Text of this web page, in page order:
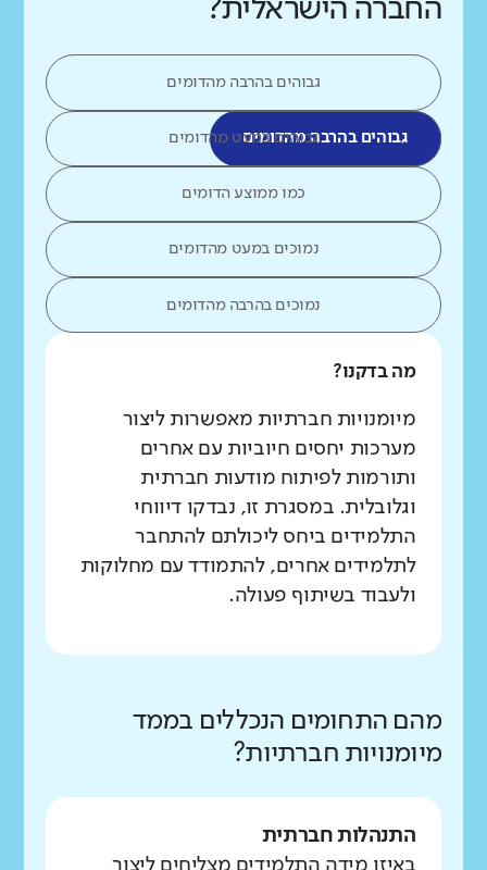
החברה הישראלית?
גבוהים בהרבה מהדומים
גבוהים בהרבה מהדומיםגבוהים במעט מהדומים
כמו ממוצע הדומים
נמוכים במעט מהדומים
נמוכים בהרבה מהדומים
מה בדקנו?
מיומנויות חברתיות מאפשרות ליצור
מערכות יחסים חיוביות עם אחרים
ותורמות לפיתוח מודעות חברתית
וגלובלית. במסגרת זו, נבדקו דיווחי
התלמידים ביחס ליכולתם להתחבר
לתלמידים אחרים, להתמודד עם מחלוקות
ולעבוד בשיתוף פעולה.
מהם התחומים הנכללים בממד
מיומנויות חברתיות?
התנהלות חברתית